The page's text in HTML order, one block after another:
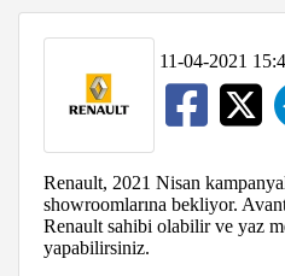
11-04-2021
Renault, 2021 Nisan
showroomlarına bekliyor.
Renault sahibi olabilir ve yaz
yapabilirsiniz.